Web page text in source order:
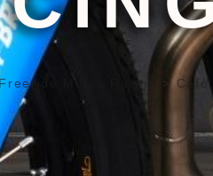
Motos Racing > Café